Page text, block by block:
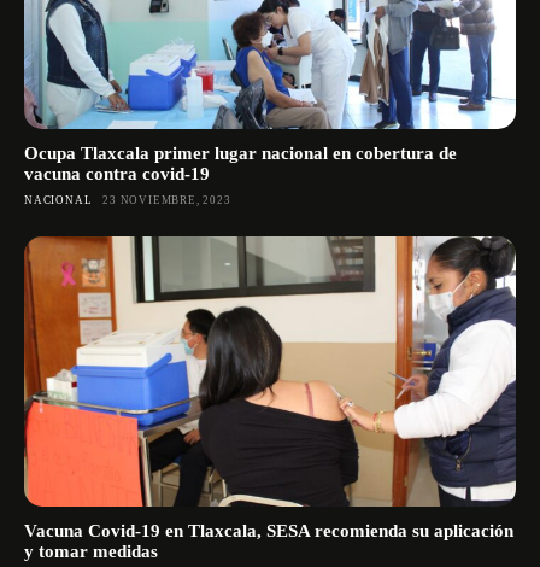
Ocupa Tlaxcala primer lugar nacional en cobertura de
vacuna contra covid-19
NACIONAL 23 NOVIEMBRE, 2023
Vacuna Covid-19 en Tlaxcala, SESA recomienda su aplicación
y tomar medidas